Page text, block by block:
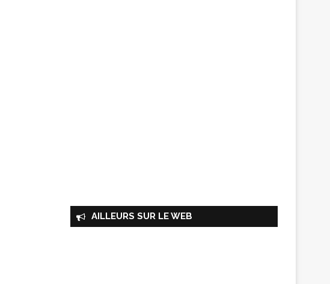
AILLEURS SUR LE WEB